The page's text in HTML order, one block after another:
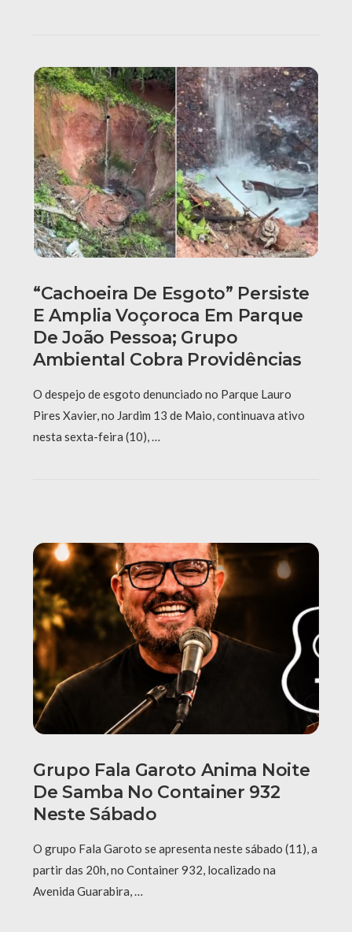
“Cachoeira De Esgoto” Persiste
E Amplia Voçoroca Em Parque
De João Pessoa; Grupo
Ambiental Cobra Providências
O despejo de esgoto denunciado no Parque Lauro
Pires Xavier, no Jardim 13 de Maio, continuava ativo
nesta sexta-feira (10), …
Grupo Fala Garoto Anima Noite
De Samba No Container 932
Neste Sábado
O grupo Fala Garoto se apresenta neste sábado (11), a
partir das 20h, no Container 932, localizado na
Avenida Guarabira, …